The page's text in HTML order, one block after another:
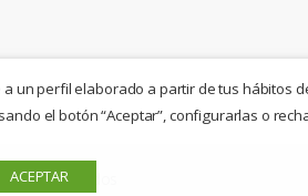
reservados
perfil elaborado a partir de tus hábitos
el botón “Aceptar”, configurarlas o
ACEPTAR